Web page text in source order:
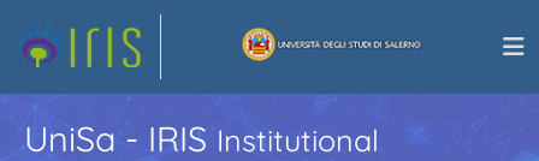
UniSa - IRISInstitutional